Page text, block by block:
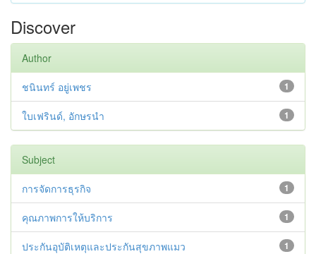
Discover
Author
1
ชนินทร์ อยู่เพชร
1
ใบเฟรินด์, อักษรนำ
Subject
1
การจัดการธุรกิจ
1
คุณภาพการให้บริการ
1
ประกันอุบัติเหตุและประกันสุขภาพแมว